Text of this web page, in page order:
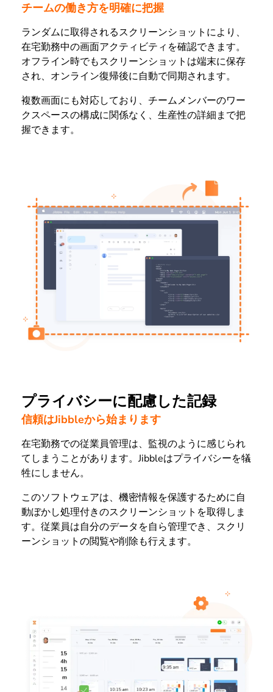
チームの働き方を明確に把握
ランダムに取得されるスクリーンショットにより、
在宅勤務中の画面アクティビティを確認できます。
オフライン時でもスクリーンショットは端末に保存
され、オンライン復帰後に自動で同期されます。
複数画面にも対応しており、チームメンバーのワー
クスペースの構成に関係なく、生産性の詳細まで把
握できます。
プライバシーに配慮した記録
信頼はJibbleから始まります
在宅勤務での従業員管理は、監視のように感じられ
てしまうことがあります。Jibbleはプライバシーを犠
牲にしません。
このソフトウェアは、機密情報を保護するために自
動ぼかし処理付きのスクリーンショットを取得しま
す。従業員は自分のデータを自ら管理でき、スクリ
ーンショットの閲覧や削除も行えます。